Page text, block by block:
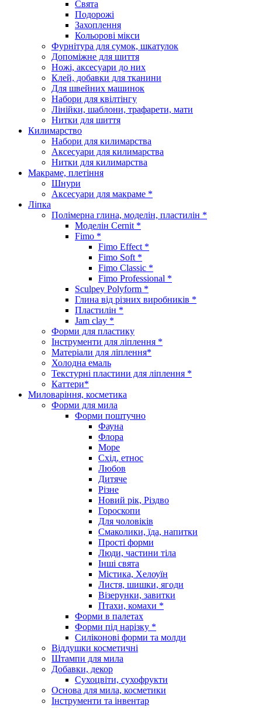
Свята
Подорожі
Захоплення
Кольорові мікси
Фурнітура для сумок, шкатулок
Допоміжне для шиття
Ножі, аксесуари до них
Клей, добавки для тканини
Для швейних машинок
Набори для квілтінгу
Лінійки, шаблони, трафарети, мати
Нитки для шиття
Килимарство
Набори для килимарства
Аксесуари для килимарства
Нитки для килимарства
Макраме, плетіння
Шнури
Аксесуари для макраме *
Ліпка
Полімерна глина, моделін, пластилін *
Моделін Cernit *
Fimo *
Fimo Effect *
Fimo Soft *
Fimo Classic *
Fimo Professional *
Sculpey Polyform *
Глина від різних виробників *
Пластилін *
Jam clay *
Форми для пластику
Інструменти для ліплення *
Матеріали для ліплення*
Холодна емаль
Текстурні пластини для ліплення *
Каттери*
Миловаріння, косметика
Форми для мила
Форми поштучно
Фауна
Флора
Море
Схід, етнос
Любов
Дитяче
Різне
Новий рік, Різдво
Гороскопи
Для чоловіків
Смаколики, їда, напитки
Прості форми
Люди, частини тіла
Інші свята
Містика, Хелоуїн
Листя, шишки, ягоди
Візерунки, завитки
Птахи, комахи *
Форми в палетах
Форми під нарізку *
Силіконові форми та молди
Віддушки косметичні
Штампи для мила
Добавки, декор
Сухоцвіти, сухофрукти
Основа для мила, косметики
Інструменти та інвентар